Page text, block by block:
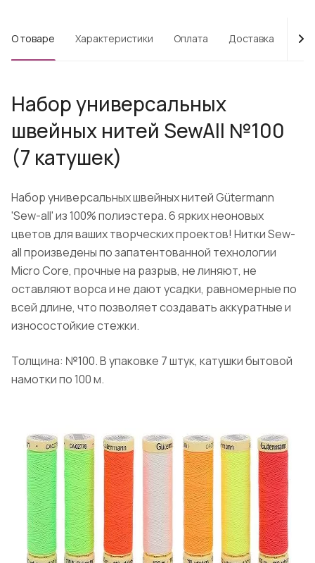
О товаре Характеристики Оплата Доставка
Набор универсальных
швейных нитей SewAll №100
(7 катушек)
Набор универсальных швейных нитей Gütermann
'Sew-all' из 100% полиэстера. 6 ярких неоновых
цветов для ваших творческих проектов! Нитки Sew-
all произведены по запатентованной технологии
Micro Core, прочные на разрыв, не линяют, не
оставляют ворса и не дают усадки, равномерные по
всей длине, что позволяет создавать аккуратные и
износостойкие стежки.
Толщина: №100. В упаковке 7 штук, катушки бытовой
намотки по 100 м.